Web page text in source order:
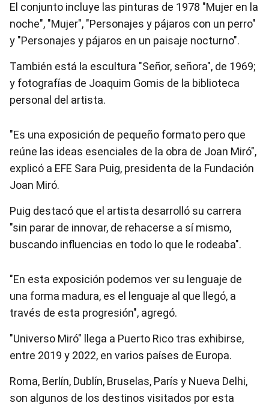
El conjunto incluye las pinturas de 1978 "Mujer en la
noche", "Mujer", "Personajes y pájaros con un perro"
y "Personajes y pájaros en un paisaje nocturno".
También está la escultura "Señor, señora", de 1969;
y fotografías de Joaquim Gomis de la biblioteca
personal del artista.
"Es una exposición de pequeño formato pero que
reúne las ideas esenciales de la obra de Joan Miró",
explicó a EFE Sara Puig, presidenta de la Fundación
Joan Miró.
Puig destacó que el artista desarrolló su carrera
"sin parar de innovar, de rehacerse a sí mismo,
buscando influencias en todo lo que le rodeaba".
"En esta exposición podemos ver su lenguaje de
una forma madura, es el lenguaje al que llegó, a
través de esta progresión", agregó.
"Universo Miró" llega a Puerto Rico tras exhibirse,
entre 2019 y 2022, en varios países de Europa.
Roma, Berlín, Dublín, Bruselas, París y Nueva Delhi,
son algunos de los destinos visitados por esta